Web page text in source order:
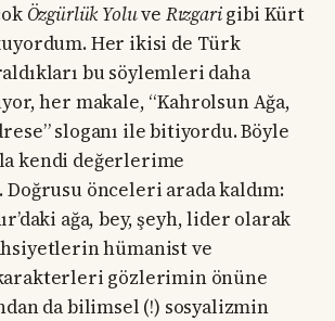
Özgürlük Yoluve Rızgarigibi Kürt
Her ikisi de Türk
bu söylemleri daha
her makale, “Kahrolsun Ağa,
sloganı ile bitiyordu. Böyle
kendi değerlerime
Doğrusu önceleri arada kaldım:
ağa, bey, şeyh, lider olarak
hümanist ve
gözlerimin önüne
da bilimsel (!) sosyalizmin